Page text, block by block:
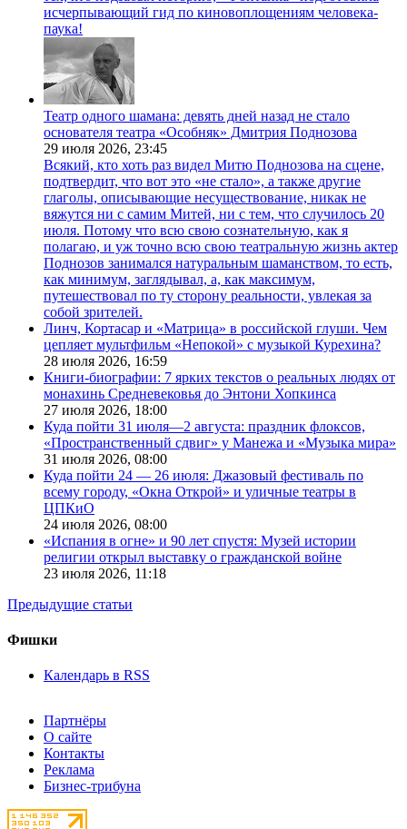
исчерпывающий гид по киновоплощениям человека-
паука!
Театр одного шамана: девять дней назад не стало
основателя театра «Особняк» Дмитрия Поднозова
29 июля 2026, 23:45
Всякий, кто хоть раз видел Митю Поднозова на сцене,
подтвердит, что вот это «не стало», а также другие
глаголы, описывающие несуществование, никак не
вяжутся ни с самим Митей, ни с тем, что случилось 20
июля. Потому что всю свою сознательную, как я
полагаю, и уж точно всю свою театральную жизнь актер
Поднозов занимался натуральным шаманством, то есть,
как минимум, заглядывал, а, как максимум,
путешествовал по ту сторону реальности, увлекая за
собой зрителей.
Линч, Кортасар и «Матрица» в российской глуши. Чем
цепляет мультфильм «Непокой» с музыкой Курехина?
28 июля 2026, 16:59
Книги-биографии: 7 ярких текстов о реальных людях от
монахинь Средневековья до Энтони Хопкинса
27 июля 2026, 18:00
Куда пойти 31 июля—2 августа: праздник флоксов,
«Пространственный сдвиг» у Манежа и «Музыка мира»
31 июля 2026, 08:00
Куда пойти 24 — 26 июля: Джазовый фестиваль по
всему городу, «Окна Открой» и уличные театры в
ЦПКиО
24 июля 2026, 08:00
«Испания в огне» и 90 лет спустя: Музей истории
религии открыл выставку о гражданской войне
23 июля 2026, 11:18
Предыдущие статьи
Фишки
Календарь в RSS
Партнёры
О сайте
Контакты
Реклама
Бизнес-трибуна